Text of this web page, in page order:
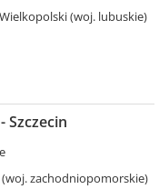
(woj. lubuskie)
Szczecin
(woj. zachodniopomorskie)